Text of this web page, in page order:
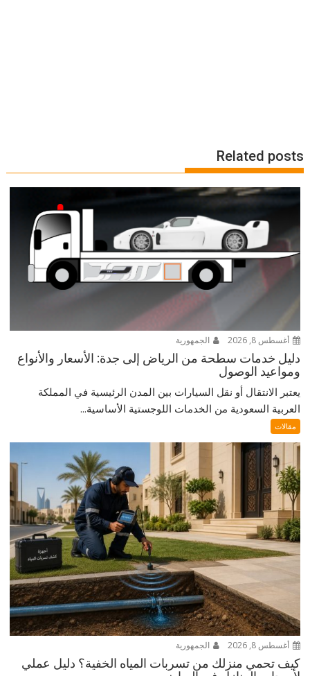
Related posts
أغسطس 8, 2026 الجمهورية
دليل خدمات سطحة من الرياض إلى جدة: الأسعار والأنواع
ومواعيد الوصول
يعتبر الانتقال أو نقل السيارات بين المدن الرئيسية في المملكة
العربية السعودية من الخدمات اللوجستية الأساسية...
مقالات
أغسطس 8, 2026 الجمهورية
كيف تحمي منزلك من تسربات المياه الخفية؟ دليل عملي